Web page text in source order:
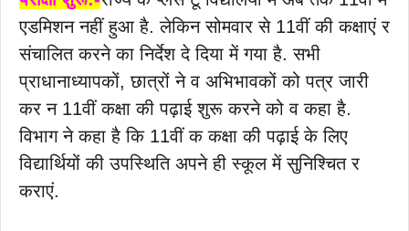
एडमिशन नहीं हुआ है. लेकिन सोमवार से 11वीं की कक्षाएं र
संचालित करने का निर्देश दे दिया में गया है. सभी
प्राधानाध्यापकों, छात्रों ने व अभिभावकों को पत्र जारी
कर न 11वीं कक्षा की पढ़ाई शुरू करने को व कहा है.
विभाग ने कहा है कि 11वीं क कक्षा की पढ़ाई के लिए
विद्यार्थियों की उपस्थिति अपने ही स्कूल में सुनिश्चित र
कराएं.